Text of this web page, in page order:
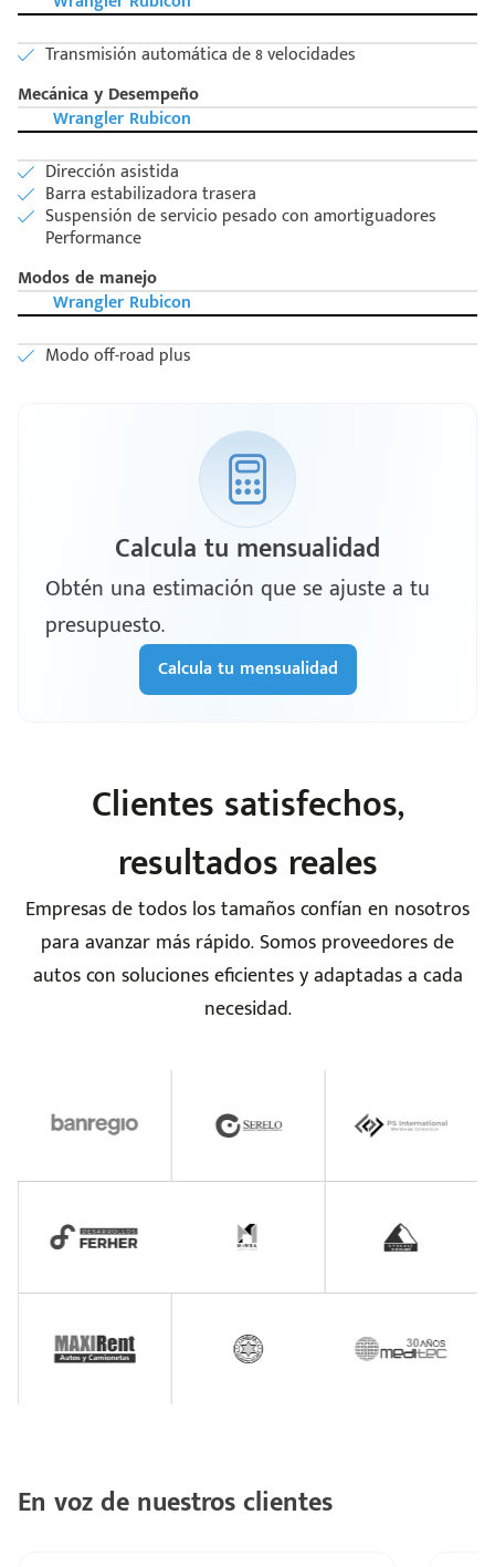
Transmisión automática de 8 velocidades
Mecánica y Desempeño
Wrangler Rubicon
Dirección asistida
Barra estabilizadora trasera
Suspensión de servicio pesado con amortiguadores
Performance
Modos de manejo
Wrangler Rubicon
Modo off-road plus
Calcula tu mensualidad
Obtén una estimación que se ajuste a tu
presupuesto.
Calcula tu mensualidad
Clientes satisfechos,
resultados reales
Empresas de todos los tamaños confían en nosotros
para avanzar más rápido. Somos proveedores de
autos con soluciones eficientes y adaptadas a cada
necesidad.
En voz de nuestros clientes